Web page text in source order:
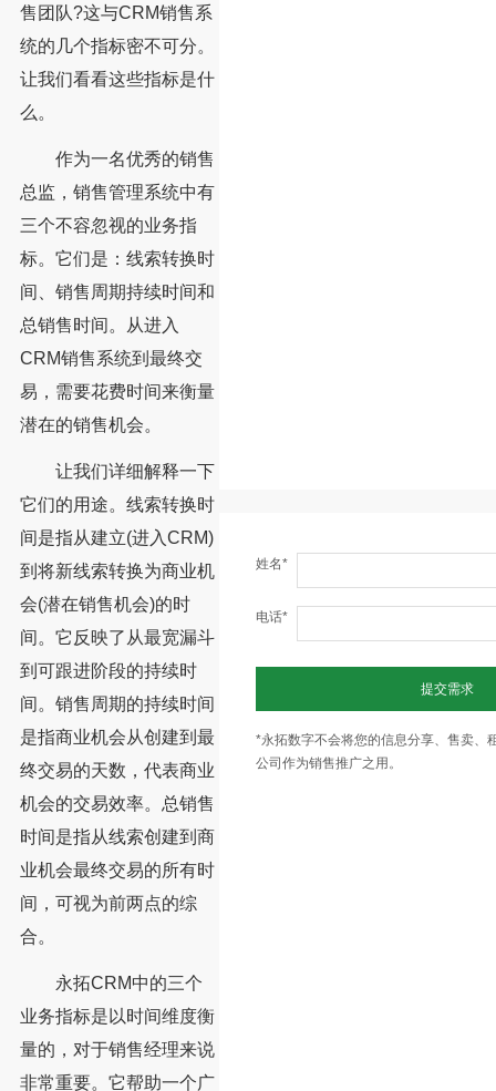
售团队?这与CRM销售系
统的几个指标密不可分。
让我们看看这些指标是什
么。
作为一名优秀的销售
总监，销售管理系统中有
三个不容忽视的业务指
标。它们是：线索转换时
间、销售周期持续时间和
总销售时间。从进入
CRM销售系统到最终交
易，需要花费时间来衡量
潜在的销售机会。
让我们详细解释一下
它们的用途。线索转换时
间是指从建立(进入CRM)
到将新线索转换为商业机
会(潜在销售机会)的时
间。它反映了从最宽漏斗
到可跟进阶段的持续时
间。销售周期的持续时间
是指商业机会从创建到最
终交易的天数，代表商业
机会的交易效率。总销售
时间是指从线索创建到商
业机会最终交易的所有时
间，可视为前两点的综
合。
永拓CRM中的三个
业务指标是以时间维度衡
量的，对于销售经理来说
非常重要。它帮助一个广
姓名*
电话*
提交需求
*永拓数字不会将您的信息分享、售卖、
公司作为销售推广之用。